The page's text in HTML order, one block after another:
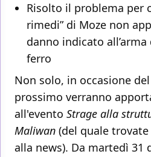
Risolto il problema per
rimedi” di Moze non
danno indicato
ferro
Non solo, in occasione
prossimo verranno
all'evento Strage alla
Maliwan (del quale
alla news). Da martedì 31